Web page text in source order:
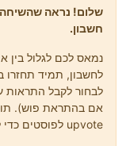
שלום! נראה שהשיחה
חשבון.
נמאס לכם לגלול בין
לחשבון, תמיד תחזרו
לבחור לקבל התראות
אם בהתראת פוש).
upvote לפוסטים כדי להביע הערכה לחברי קהילה אחרים.